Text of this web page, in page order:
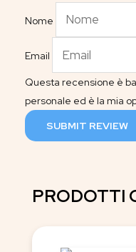
Nome
Email
Questa recensione è
personale ed è la mia
SUBMIT REVIEW
PRODOTTI